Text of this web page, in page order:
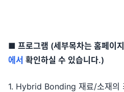
■ 프로그램 (세부목차는 홈페이
에서 확인하실 수 있습니다.)
1. Hybrid Bonding 재료/소재의